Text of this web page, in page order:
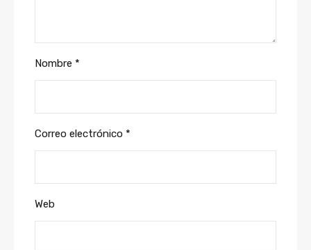
Nombre *
Correo electrónico *
Web